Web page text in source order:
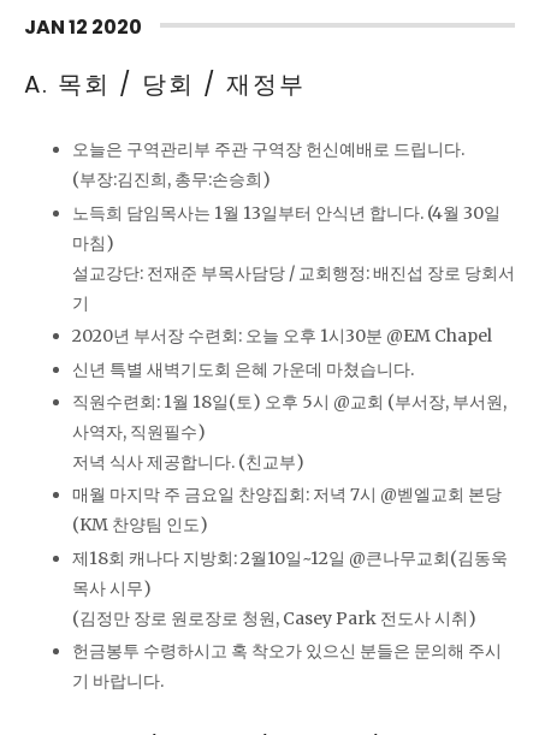
JAN12 2020
A. 목회 / 당회 / 재정부
오늘은 구역관리부 주관 구역장 헌신예배로 드립니다.
(부장:김진희, 총무:손승희)
노득희 담임목사는 1월 13일부터 안식년 합니다. (4월 30일
마침)
설교강단: 전재준 부목사담당 / 교회행정: 배진섭 장로 당회서
기
2020년 부서장 수련회: 오늘 오후 1시30분 @EM Chapel
신년 특별 새벽기도회 은혜 가운데 마쳤습니다.
직원수련회: 1월 18일(토) 오후 5시 @교회 (부서장, 부서원,
사역자, 직원필수)
저녁 식사 제공합니다. (친교부)
매월 마지막 주 금요일 찬양집회: 저녁 7시 @벧엘교회 본당
(KM 찬양팀 인도)
제18회 캐나다 지방회: 2월10일~12일 @큰나무교회(김동욱
목사 시무)
(김정만 장로 원로장로 청원, Casey Park 전도사 시취)
헌금봉투 수령하시고 혹 착오가 있으신 분들은 문의해 주시
기 바랍니다.